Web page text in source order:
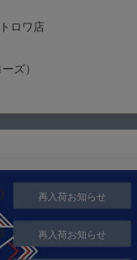
ロワ店
ズ）
再入荷お知らせ
再入荷お知らせ